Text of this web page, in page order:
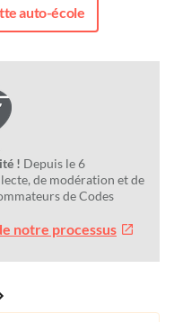
auto-école
! Depuis le 6
de modération et de
de Codes
notre processus